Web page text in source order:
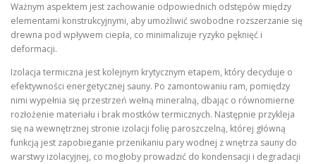
Ważnym aspektem jest zachowanie odpowiednich odstępów między
elementami konstrukcyjnymi, aby umożliwić swobodne rozszerzanie się
drewna pod wpływem ciepła, co minimalizuje ryzyko pęknięć i
deformacji.
Izolacja termiczna jest kolejnym krytycznym etapem, który decyduje o
efektywności energetycznej sauny. Po zamontowaniu ram, pomiędzy
nimi wypełnia się przestrzeń wełną mineralną, dbając o równomierne
rozłożenie materiału i brak mostków termicznych. Następnie przykleja
się na wewnętrznej stronie izolacji folię paroszczelną, której główną
funkcją jest zapobieganie przenikaniu pary wodnej z wnętrza sauny do
warstwy izolacyjnej, co mogłoby prowadzić do kondensacji i degradacji